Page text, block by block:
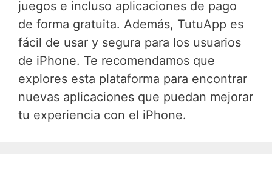
juegos e incluso aplicaciones de pago
de forma gratuita. Además, TutuApp es
fácil de usar y segura para los usuarios
de iPhone. Te recomendamos que
explores esta plataforma para encontrar
nuevas aplicaciones que puedan mejorar
tu experiencia con el iPhone.